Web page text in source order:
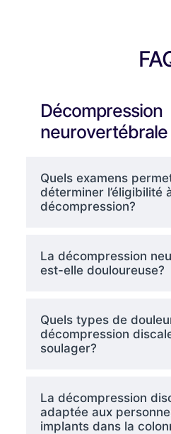
Décompression
neurovertébrale
Quels examens
déterminer l’éligibilité
décompression?
La décompression
est-elle douloureuse?
Quels types de
décompression
soulager?
La décompression
adaptée aux
implants dans la